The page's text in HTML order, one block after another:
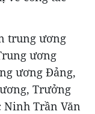
trung ương
ương
ương Đảng,
Trưởng
Ninh Trần Văn